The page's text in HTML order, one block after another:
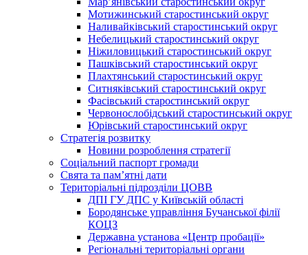
Мотижинський старостинський округ
Наливайківський старостинський округ
Небелицький старостинський округ
Ніжиловицький старостинський округ
Пашківський старостинський округ
Плахтянський старостинський округ
Ситняківський старостинський округ
Фасівський старостинський округ
Червонослобідський старостинський округ
Юрівський старостинський округ
Стратегія розвитку
Новини розроблення стратегії
Соціальний паспорт громади
Свята та пам’ятні дати
Територіальні підрозділи ЦОВВ
ДПІ ГУ ДПС у Київській області
Бородянське управління Бучанської філії
КОЦЗ
Державна установа «Центр пробації»
Регіональні територіальні органи